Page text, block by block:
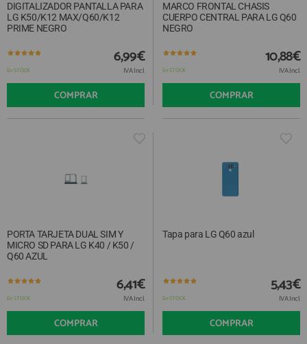
DIGITALIZADOR PANTALLA PARA
LG K50/K12 MAX/Q60/K12
PRIME NEGRO
En STOCK
6,99€
IVA Incl.
COMPRAR
MARCO FRONTAL CHASIS
CUERPO CENTRAL PARA LG Q60
NEGRO
En STOCK
10,88€
IVA Incl.
COMPRAR
PORTA TARJETA DUAL SIM Y
MICRO SD PARA LG K40 / K50 /
Q60 AZUL
En STOCK
6,41€
IVA Incl.
COMPRAR
Tapa para LG Q60 azul
En STOCK
5,43€
IVA Incl.
COMPRAR